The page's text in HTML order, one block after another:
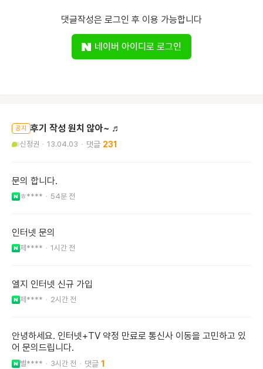
댓글작성은 로그인 후 이용 가능합니다
네이버 아이디로 로그인
공지 후기 작성 원치 않아~ ♬
신정권 13.04.03 231
문의 합니다.
ㅎ**** 54분 전
인터넷 문의
제**** 1시간 전
엘지 인터넷 신규 가입
제**** 2시간 전
안녕하세요. 인터넷+TV 약정 만료로 통신사 이동을 고민하고 있
어 문의드립니다.
별**** 3시간 전 1